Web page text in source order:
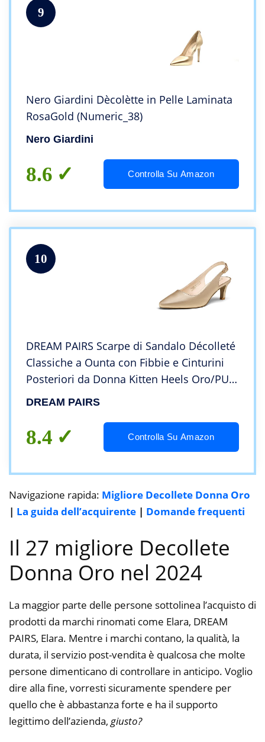
9
Nero Giardini Dècolètte in Pelle Laminata
RosaGold (Numeric_38)
Nero Giardini
8.6 Controlla Su Amazon
10
DREAM PAIRS Scarpe di Sandalo Décolleté
Classiche a Ounta con Fibbie e Cinturini
Posteriori da Donna Kitten Heels Oro/PU
SDHS2234W-E Taglia 39 (EUR)
DREAM PAIRS
8.4 Controlla Su Amazon
Navigazione rapida: Migliore Decollete Donna Oro
| La guida dell’acquirente | Domande frequenti
Il 27 migliore Decollete
Donna Oro nel 2024
La maggior parte delle persone sottolinea l’acquisto di
prodotti da marchi rinomati come Elara, DREAM
PAIRS, Elara. Mentre i marchi contano, la qualità, la
durata, il servizio post-vendita è qualcosa che molte
persone dimenticano di controllare in anticipo. Voglio
dire alla fine, vorresti sicuramente spendere per
quello che è abbastanza forte e ha il supporto
legittimo dell’azienda, giusto?